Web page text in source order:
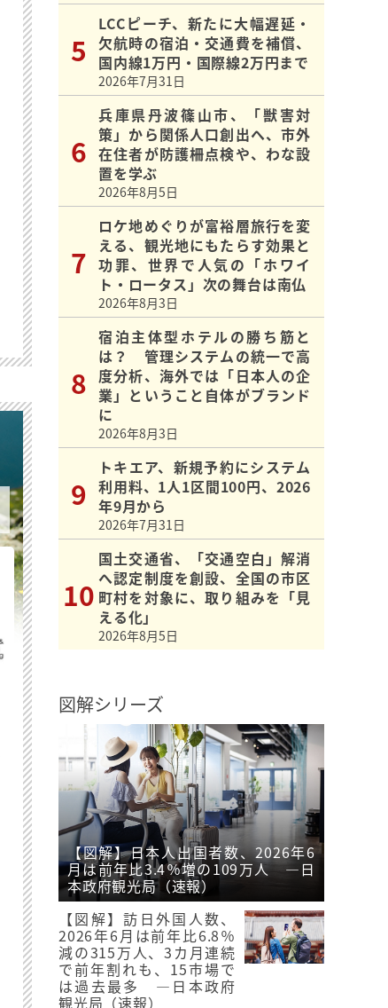
LCCピーチ、新たに大幅遅延・
欠航時の宿泊・交通費を補償、
国内線1万円・国際線2万円まで
2026年7月31日
兵庫県丹波篠山市、「獣害対
策」から関係人口創出へ、市外
在住者が防護柵点検や、わな設
置を学ぶ
2026年8月5日
ロケ地めぐりが富裕層旅行を変
える、観光地にもたらす効果と
功罪、世界で人気の「ホワイ
ト・ロータス」次の舞台は南仏
2026年8月3日
宿泊主体型ホテルの勝ち筋と
は？ 管理システムの統一で高
度分析、海外では「日本人の企
業」ということ自体がブランド
に
2026年8月3日
トキエア、新規予約にシステム
利用料、1人1区間100円、2026
年9月から
2026年7月31日
国土交通省、「交通空白」解消
へ認定制度を創設、全国の市区
町村を対象に、取り組みを「見
える化」
2026年8月5日
図解シリーズ
【図解】日本人出国者数、2026年6
月は前年比3.4％増の109万人 ―日
本政府観光局（速報）
【図解】訪日外国人数、
2026年6月は前年比6.8％
減の315万人、3カ月連続
で前年割れも、15市場で
は過去最多 ―日本政府
観光局（速報）